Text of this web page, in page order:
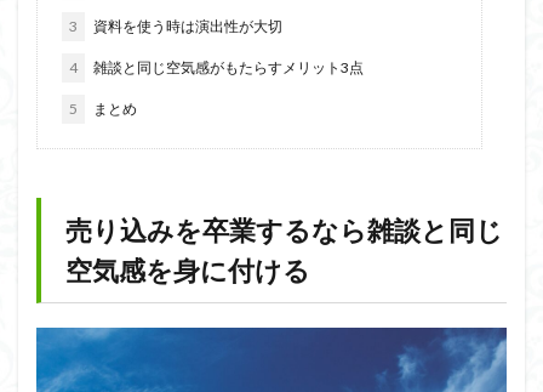
3 資料を使う時は演出性が大切
4 雑談と同じ空気感がもたらすメリット3点
5 まとめ
売り込みを卒業するなら雑談と同じ
空気感を身に付ける